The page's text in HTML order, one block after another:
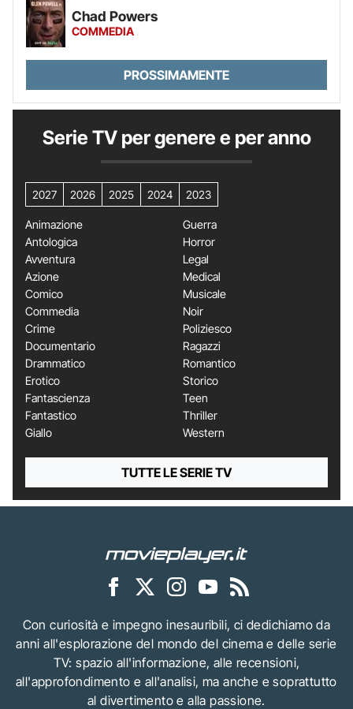
Chad Powers
COMMEDIA
PROSSIMAMENTE
Serie TV per genere e per anno
2027 2026 2025 2024 2023
Animazione
Antologica
Avventura
Azione
Comico
Commedia
Crime
Documentario
Drammatico
Erotico
Fantascienza
Fantastico
Giallo
Guerra
Horror
Legal
Medical
Musicale
Noir
Poliziesco
Ragazzi
Romantico
Storico
Teen
Thriller
Western
TUTTE LE SERIE TV
Con curiosità e impegno inesauribili, ci dedichiamo da
anni all'esplorazione del mondo del cinema e delle serie
TV: spazio all'informazione, alle recensioni,
all'approfondimento e all'analisi, ma anche e soprattutto
al divertimento e alla passione.